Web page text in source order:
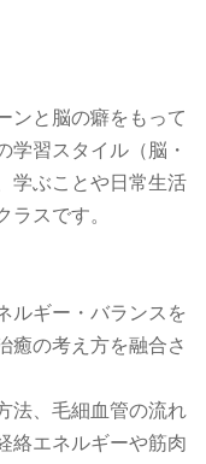
ンと脳の癖をもって
学習スタイル（脳・
学ぶことや日常生活
ラスです。
ルギー・バランスを
癒の考え方を融合さ
法、毛細血管の流れ
絡エネルギーや筋肉